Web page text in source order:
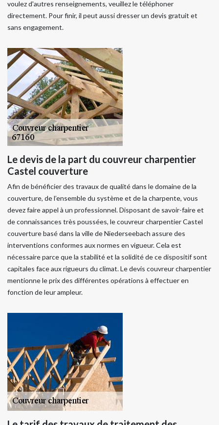
voulez d'autres renseignements, veuillez le téléphoner
directement. Pour finir, il peut aussi dresser un devis gratuit et
sans engagement.
Le devis de la part du couvreur charpentier
Castel couverture
Afin de bénéficier des travaux de qualité dans le domaine de la
couverture, de l’ensemble du système et de la charpente, vous
devez faire appel à un professionnel. Disposant de savoir-faire et
de connaissances très poussées, le couvreur charpentier Castel
couverture basé dans la ville de Niederseebach assure des
interventions conformes aux normes en vigueur. Cela est
nécessaire parce que la stabilité et la solidité de ce dispositif sont
capitales face aux rigueurs du climat. Le devis couvreur charpentier
mentionne le prix des différentes opérations à effectuer en
fonction de leur ampleur.